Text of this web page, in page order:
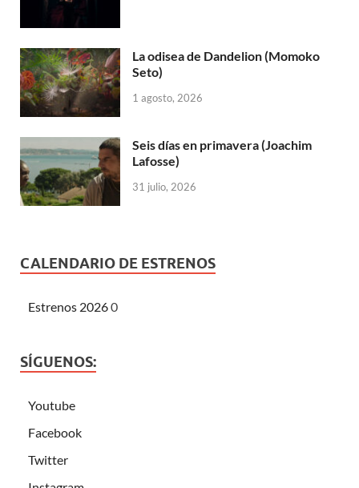
La odisea de Dandelion (Momoko
Seto)
1 agosto, 2026
Seis días en primavera (Joachim
Lafosse)
31 julio, 2026
CALENDARIO DE ESTRENOS
Estrenos 20260
SÍGUENOS:
Youtube
Facebook
Twitter